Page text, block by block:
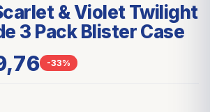
& Violet Twilight
3 Pack Blister Case
-33%